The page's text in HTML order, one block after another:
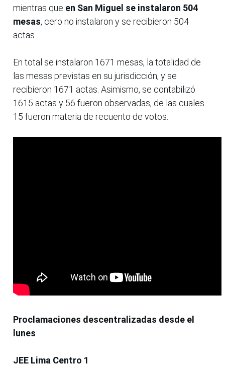
mientras que en San Miguel se instalaron 504
mesas, cero no instalaron y se recibieron 504
actas.
En total se instalaron 1671 mesas, la totalidad de
las mesas previstas en su jurisdicción, y se
recibieron 1671 actas. Asimismo, se contabilizó
1615 actas y 56 fueron observadas, de las cuales
15 fueron materia de recuento de votos.
Proclamaciones descentralizadas desde el
lunes
JEE Lima Centro 1